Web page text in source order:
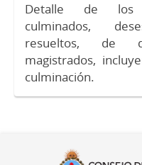
Detalle de los
culminados,
resueltos, de
magistrados,
culminación.